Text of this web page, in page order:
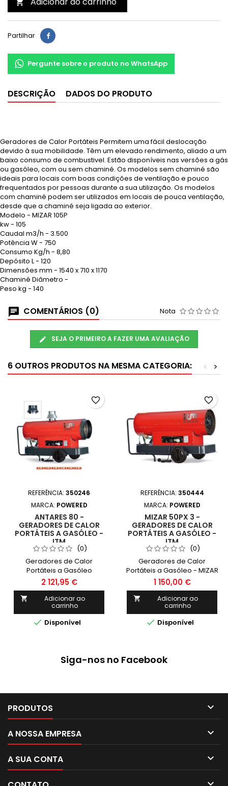

Partilhar
Pergunte sobre o produto no WhatsApp
DESCRIÇÃO DADOS DO PRODUTO
Geradores de Calor Portáteis Permitem uma fácil deslocação
devido à sua mobilidade. Têm um elevado rendimento, aliado a um
baixo consumo de combustivel. Estão disponíveis nas versões a gás
ou gasóleo, com ou sem chaminé. Os modelos sem chaminé são
ideais para locais com boas condições de ventilação e pouco
frequentados por pessoas durante a sua utilização. Os modelos
com chaminé podem ser utilizados em locais de pouca ventilação,
desde que a chaminé seja ligada ao exterior.
Modelo - MIZAR 105P
kw - 105
Caudal m3/h - 3.500
Potência W - 750
Consumo Kg/h - 8,80
Depósito L - 120
Dimensões mm - 1540 x 710 x 1170
Chaminé Diâmetro -
Peso kg - 140
COMENTÁRIOS (0) Nota
SEJA O PRIMEIRO A FAZER UMA AVALIAÇÃO
6 OUTROS PRODUTOS NA MESMA CATEGORIA: >
<
REFERÊNCIA: 350246
MARCA: POWERED
ANTARES 80 -
GERADORES DE CALOR
PORTÁTEIS A GASÓLEO -
ITM
(0)
Geradores de Calor
Portáteis a Gasóleo
- ANTARES 80 -ITM
2 121,95 €

Adicionar ao
carrinho
 Disponível
favorite_border
REFERÊNCIA: 350444
MARCA: POWERED
MIZAR 50PX 3 -
GERADORES DE CALOR
PORTÁTEIS A GASÓLEO -
ITM
(0)
Geradores de Calor
Portáteis a Gasóleo - MIZAR
30PX -ITM
1 150,00 €

Adicionar ao
carrinho
 Disponível
favorite_border
Siga-nos no Facebook
PRODUTOS 
A NOSSA EMPRESA 
A SUA CONTA 